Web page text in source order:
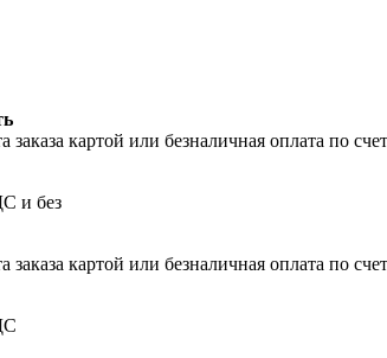
заказа картой или безналичная оплата по
и без
заказа картой или безналичная оплата по